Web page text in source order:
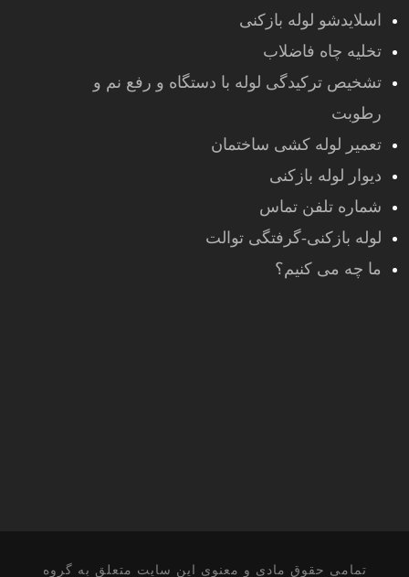
اسلایدشو لوله بازکنی
تخلیه چاه فاضلاب
تشخیص ترکیدگی لوله با دستگاه و رفع نم و
رطوبت
تعمیر لوله کشی ساختمان
دیوار لوله بازکنی
شماره تلفن تماس
لوله بازکنی-گرفتگی توالت
ما چه می کنیم؟
تمامی حقوق مادی و معنوی این سایت متعلق به گروه